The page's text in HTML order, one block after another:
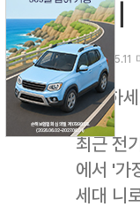
보기
2026.05.11
안녕하
최근 전
에서 '가
세대 니